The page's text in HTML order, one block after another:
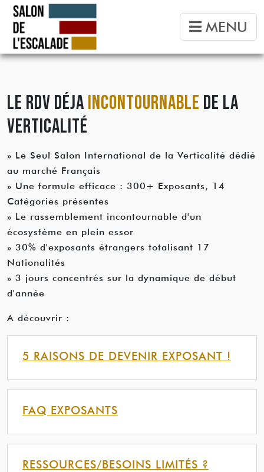
MENU
LE RDV DÉJA INCONTOURNABLE DE LA
VERTICALITÉ
» Le Seul Salon International de la Verticalité dédié
au marché Français
» Une formule efficace : 300+ Exposants, 14
Catégories présentes
» Le rassemblement incontournable d'un
écosystème en plein essor
» 30% d'exposants étrangers totalisant 17
Nationalités
» 3 jours concentrés sur la dynamique de début
d'année
A découvrir :
5 RAISONS DE DEVENIR EXPOSANT !
FAQ EXPOSANTS
RESSOURCES/BESOINS LIMITÉS ?